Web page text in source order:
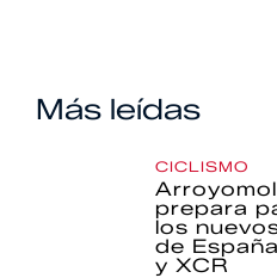
Más leídas
CICLISMO
prepara
los
de
y XCR